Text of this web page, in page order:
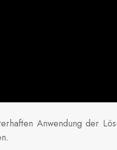
Anwendung der